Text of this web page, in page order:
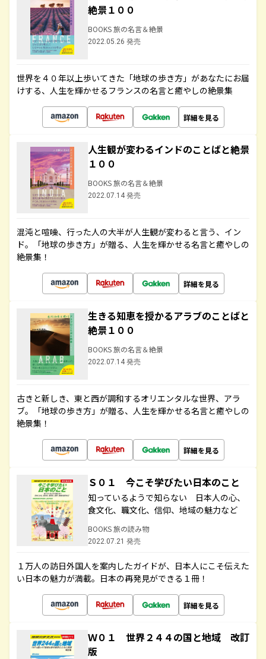
絶景１００
BOOKS 旅の名言＆絶景
2022.05.26 発売
世界を４０年以上歩いてきた「地球の歩き方」があなたにお届
けする、人生を輝かせるフランスの名言と癒やしの絶景集
詳細を見る
人生観が変わるインドのことばと絶景
１００
BOOKS 旅の名言＆絶景
2022.07.14 発売
混沌と喧噪、行った人の大半が人生観が変わると言う、イン
ド。「地球の歩き方」が贈る、人生を輝かせる名言と癒やしの
絶景集！
詳細を見る
生きる知恵を授かるアラブのことばと
絶景１００
BOOKS 旅の名言＆絶景
2022.07.14 発売
古きと新しき、東と西が調和するオリエンタルな世界、アラ
ブ。「地球の歩き方」が贈る、人生を輝かせる名言と癒やしの
絶景集！
詳細を見る
Ｓ０１ 今こそ学びたい日本のこと
知っているようで知らない 日本人の心、
食文化、職文化、信仰、地域の魅力など
BOOKS 旅の読み物
2022.07.21 発売
１万人の訪日外国人を案内したガイドが、日本人にこそ伝えた
い日本の魅力が満載。日本の再発見ができる１冊！
詳細を見る
Ｗ０１ 世界２４４の国と地域 改訂
版